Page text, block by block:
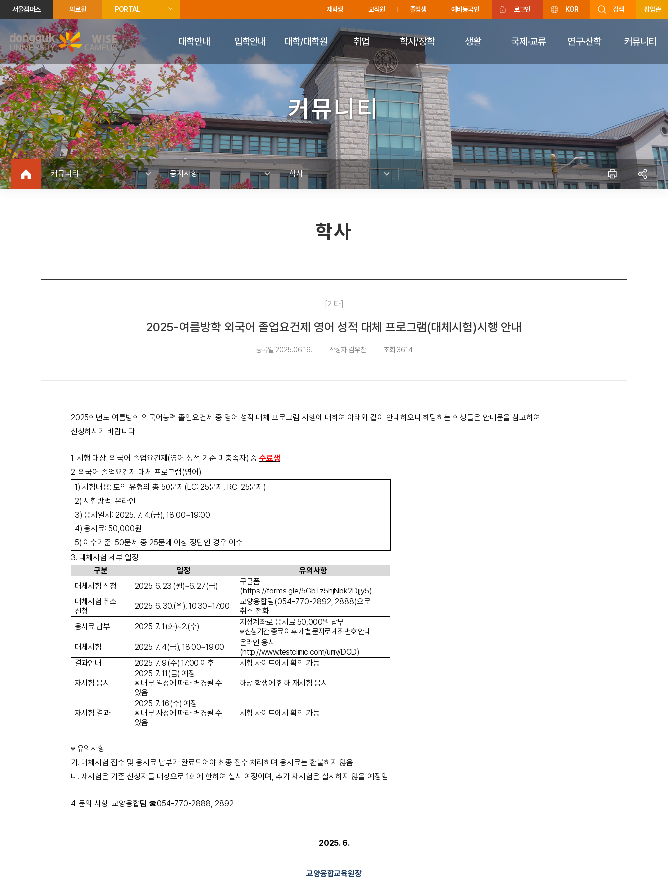
주메뉴 바로가기
푸터 바로가기
서울캠퍼스 의료원 PORTAL 재학생 교직원 졸업생 예비동국인 로그인 KOR 검색 팝업존
대학안내 입학안내 대학/대학원 취업 학사/장학 생활 국제·교류 연구·산학 커뮤니티
커뮤니티
커뮤니티 공지사항 학사
학사
[기타]
2025-여름방학 외국어 졸업요건제 영어 성적 대체 프로그램(대체시험)시행 안내
등록일 2025.06.19. 작성자 김우찬 조회 3614
2025학년도 여름방학 외국어능력 졸업요건제 중 영어 성적 대체 프로그램 시행에 대하여 아래와 같이 안내하오니 해당하는 학생들은 안내문을 참고하여
신청하시기 바랍니다.
1. 시행 대상: 외국어 졸업요건제(영어 성적 기준 미충족자) 중 수료생
2. 외국어 졸업요건제 대체 프로그램(영어)
1) 시험내용: 토익 유형의 총 50문제(LC: 25문제, RC: 25문제)
2) 시험방법: 온라인
3) 응시일시: 2025. 7. 4.(금), 18:00~19:00
4) 응시료: 50,000원
5) 이수기준: 50문제 중 25문제 이상 정답인 경우 이수
3. 대체시험 세부 일정
구분
일정
유의사항
대체시험 신청
2025. 6. 23.(월)~6. 27.(금)
구글폼
(https://forms.gle/5GbTz5hjNbk2Djjy5)
대체시험 취소
신청
2025. 6. 30.(월), 10:30~17:00 교양융합팀(054-770-2892, 2888)으로
취소 전화
응시료 납부
2025. 7. 1.(화)~2.(수)
지정계좌로 응시료 50,000원 납부
※ 신청기간 종료 이후 개별 문자로 계좌번호 안내
대체시험
2025. 7. 4.(금), 18:00~19:00
온라인 응시
(http://www.testclinic.com/univ/DGD)
결과안내
2025. 7. 9.(수) 17:00 이후 시험 사이트에서 확인 가능
재시험 응시
2025. 7. 11.(금) 예정
※ 내부 일정에 따라 변경될 수
있음
해당 학생에 한해 재시험 응시
재시험 결과
2025. 7. 16.(수) 예정
※ 내부 사정에 따라 변경될 수
있음
시험 사이트에서 확인 가능
※ 유의사항
가. 대체시험 접수 및 응시료 납부가 완료되어야 최종 접수 처리하며 응시료는 환불하지 않음
나. 재시험은 기존 신청자들 대상으로 1회에 한하여 실시 예정이며, 추가 재시험은 실시하지 않을 예정임
4. 문의 사항: 교양융합팀 ☎054-770-2888, 2892
2025. 6.
교양융합교육원장